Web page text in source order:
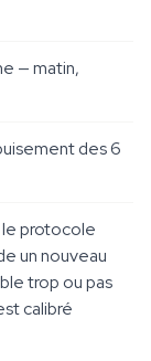
— matin,
des 6
le protocole
un nouveau
trop ou pas
calibré